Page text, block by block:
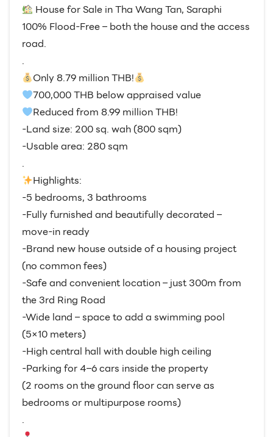
House for Sale in Tha Wang Tan, Saraphi
100% Flood-Free – both the house and the access
road.
.
Only 8.79 million THB!
700,000 THB below appraised value
Reduced from 8.99 million THB!
-Land size: 200 sq. wah (800 sqm)
-Usable area: 280 sqm
.
Highlights:
-5 bedrooms, 3 bathrooms
-Fully furnished and beautifully decorated –
move-in ready
-Brand new house outside of a housing project
(no common fees)
-Safe and convenient location – just 300m from
the 3rd Ring Road
-Wide land – space to add a swimming pool
(5×10 meters)
-High central hall with double high ceiling
-Parking for 4–6 cars inside the property
(2 rooms on the ground floor can serve as
bedrooms or multipurpose rooms)
.